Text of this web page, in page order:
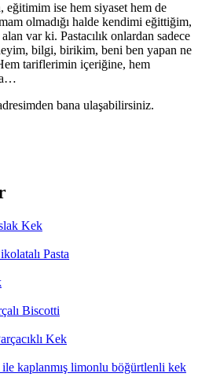
eğitimim ise hem siyaset hem de
olmadığı halde kendimi eğittiğim,
var ki. Pastacılık onlardan sadece
bilgi, birikim, beni ben yapan ne
tariflerimin içeriğine, hem
bana ulaşabilirsiniz.
Kek
Pasta
Biscotti
Kek
kaplanmış limonlu böğürtlenli kek